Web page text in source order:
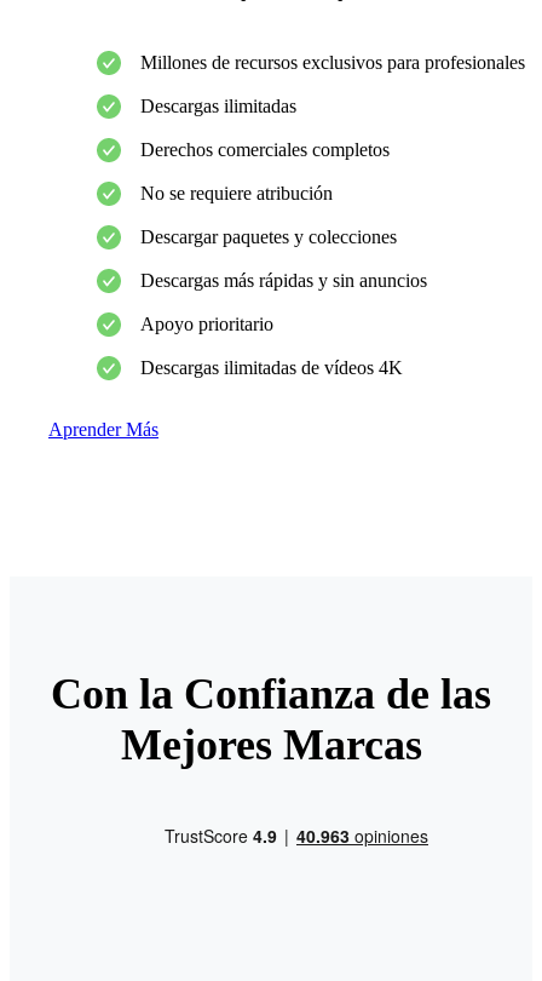
Millones de recursos exclusivos para profesionales
Descargas ilimitadas
Derechos comerciales completos
No se requiere atribución
Descargar paquetes y colecciones
Descargas más rápidas y sin anuncios
Apoyo prioritario
Descargas ilimitadas de vídeos 4K
Aprender Más
Con la Confianza de las
Mejores Marcas